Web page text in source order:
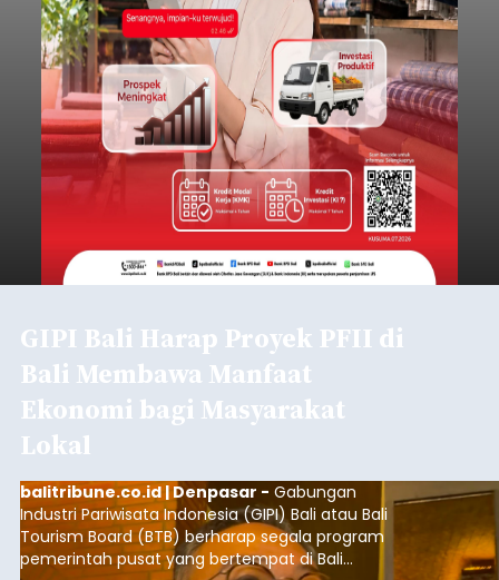
GIPI Bali Harap Proyek PFII di
Bali Membawa Manfaat
Ekonomi bagi Masyarakat
Lokal
balitribune.co.id | Denpasar - Gabungan
Industri Pariwisata Indonesia (GIPI) Bali atau Bali
Tourism Board (BTB) berharap segala program
pemerintah pusat yang bertempat di Bali